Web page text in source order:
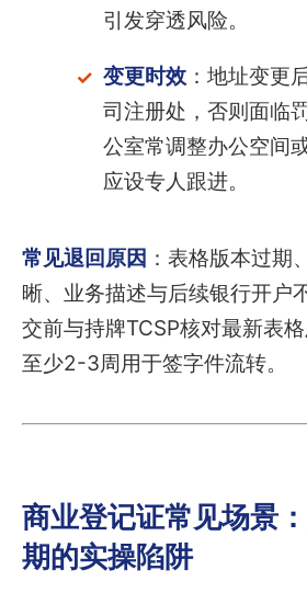
引发穿透风险。
变更时效：地址变更
司注册处，否则面临
公室常调整办公空间
应设专人跟进。
常见退回原因 ：表格版本过期
晰、业务描述与后续银行开户
交前与持牌TCSP核对最新表
至少2-3周用于签字件流转。
商业登记证常见场景
期的实操陷阱